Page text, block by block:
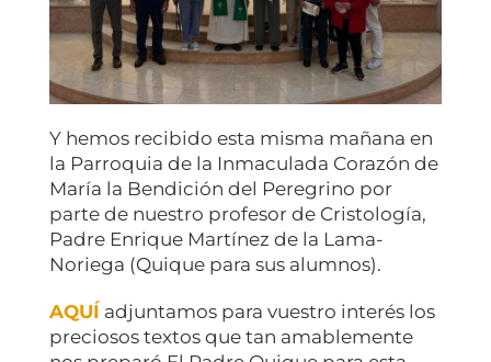
Y hemos recibido esta misma mañana en
la Parroquia de la Inmaculada Corazón de
María la Bendición del Peregrino por
parte de nuestro profesor de Cristología,
Padre Enrique Martínez de la Lama-
Noriega (Quique para sus alumnos).
AQUÍ adjuntamos para vuestro interés los
preciosos textos que tan amablemente